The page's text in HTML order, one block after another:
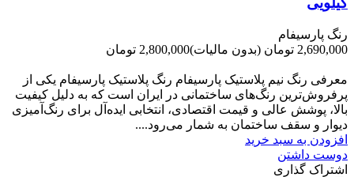
رنگ پارسیفام
2,690,000 تومان
(بدون مالیات)2,800,000 تومان
معرفی رنگ نیم پلاستیک پارسیفام رنگ پلاستیک پارسیفام یکی از
پرفروش‌ترین رنگ‌های ساختمانی در ایران است که به دلیل کیفیت
بالا، پوشش عالی و قیمت اقتصادی، انتخابی ایده‌آل برای رنگ‌آمیزی
دیوار و سقف ساختمان به شمار می‌رود....
افزودن به سبد خرید
دوست داشتن
اشتراک گذاری